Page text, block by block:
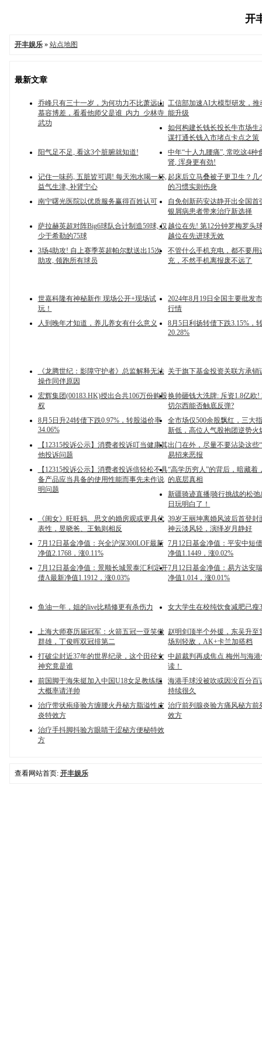
开
开丰娱乐» 站点地图
最新文章
乔峰只有三十一岁，为何功力不比萧远山
慕容博差，看看他师父是谁_内力_少林寺_
武功
工信部加速AI大模型研发，推
能升级
如何构建长钱长投长牛市场生
谋打通长钱入市堵点卡点之策
阳气足不足, 看这3个脏腑就知道!
中年“十人九腰痛”, 常吃这4种
肾, 浑身更有劲!
记住一味药, 五脏皆可调! 每天泡水喝一杯,
益气生津, 补肾宁心
起床后立马叠被子更卫生？几
的习惯实则伤身
南宁曙光医院以优质服务赢得百姓认可
自免创新药安达静开出全国首
银屑病患者带来治疗新选择
萨拉赫英超对阵Big6球队合计制造59球, 仅
少于希勒的75球
越位在先! 第12分钟罗梅罗头
越位在先进球无效
3场4助攻! 自上赛季英超帕尔默送出15次
助攻, 领跑所有球员
不管什么手机充电，都不要用
充，不然手机离报废不远了
世嘉科隆有神秘新作 现场公开+现场试
玩！
2024年8月19日全国主要批发
行情
人到晚年才知道，养儿养女有什么意义
8月5日利扬转债下跌3.15%，
20.28%
《龙腾世纪：影障守护者》总监解释无法
操作同伴原因
关于旗下基金投资关联方承销
宏辉集团(00183.HK)授出合共106万份购股
权
换帅砸钱大洗牌: 斥资1.8亿欧!
切尔西能否触底反弹?
8月5日升24转债下跌0.97%，转股溢价率
34.06%
全市场仅500余股飘红，三大
新低，高位人气股抱团逆势火
【12315投诉公示】消费者投诉叮当健康其
他投诉问题
出门在外，尽量不要沾染这些
易招来恶报
【12315投诉公示】消费者投诉倍轻松不具
备产品应当具备的使用性能而事先未作说
明问题
“高学历穷人”的背后，暗藏着
的底层真相
新疆骑迹直播|骑行挑战的松
日玩明白了！
《闺女》旺旺妈、思文的婚房观或更具代
表性，昱晓爸、王勉则相反
39岁王丽坤离婚风波后首登封
神云淡风轻，演绎岁月静好
7月12日基金净值：兴全沪深300LOF最新
净值2.1768，涨0.11%
7月12日基金净值：平安中短
净值1.1449，涨0.02%
7月12日基金净值：景顺长城景泰汇利定开
债A最新净值1.1912，涨0.03%
7月12日基金净值：易方达安
净值1.014，涨0.01%
鱼油一年，姐的live比精修更有杀伤力 女大学生在校纯饮食减肥已瘦
上海大师赛历届冠军：火箭五冠一亚笑傲
群雄，丁俊晖双冠排第二
赵明剑顶半个外援，东吴升至
场别轻敌，AK+卡兰加搭档
打破尘封近37年的世界纪录，这个田径女
神究竟是谁
中超裁判再成焦点 梅州与海
读！
前国脚于海朱挺加入中国U18女足教练组
大概率请洋帅
海港手球没被吹或因没百分百
持续很久
治疗带状疱疹验方缠腰火丹秘方脂溢性皮
炎特效方
治疗前列腺炎验方痛风秘方前
效方
治疗手抖脚抖验方眼睛干涩秘方便秘特效
方
查看网站首页: 开丰娱乐